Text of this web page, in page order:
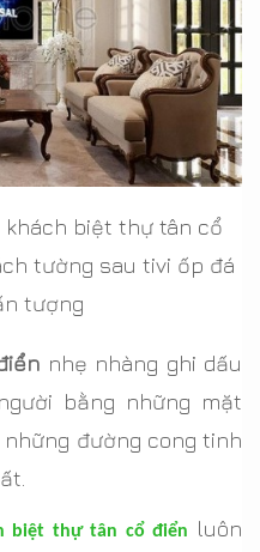
biệt thự tân cổ
tường sau tivi ốp đá
tượng
nhẹ nhàng ghi dấu
bằng những mặt
đường cong tinh
biệt thự tân cổ điển
luôn